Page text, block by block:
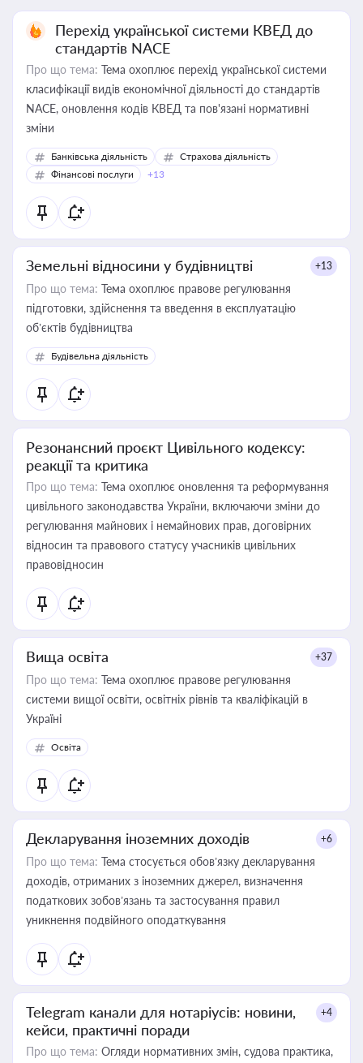
Перехід української системи КВЕД до
стандартів NACE
Про що тема: Тема охоплює перехід української системи
класифікації видів економічної діяльності до стандартів
NACE, оновлення кодів КВЕД та пов'язані нормативні
зміни
Банківська діяльність
Страхова діяльність
Фінансові послуги
+13
Земельні відносини у будівництві +13
Про що тема: Тема охоплює правове регулювання
підготовки, здійснення та введення в експлуатацію
об’єктів будівництва
Будівельна діяльність
Резонансний проєкт Цивільного кодексу:
реакції та критика
Про що тема: Тема охоплює оновлення та реформування
цивільного законодавства України, включаючи зміни до
регулювання майнових і немайнових прав, договірних
відносин та правового статусу учасників цивільних
правовідносин
Вища освіта +37
Про що тема: Тема охоплює правове регулювання
системи вищої освіти, освітніх рівнів та кваліфікацій в
Україні
Освіта
Декларування іноземних доходів +6
Про що тема: Тема стосується обов’язку декларування
доходів, отриманих з іноземних джерел, визначення
податкових зобов’язань та застосування правил
уникнення подвійного оподаткування
Telegram канали для нотаріусів: новини,
кейси, практичні поради
+4
Про що тема: Огляди нормативних змін, судова практика,